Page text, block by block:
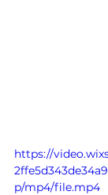
https://
p/mp4/file.mp4